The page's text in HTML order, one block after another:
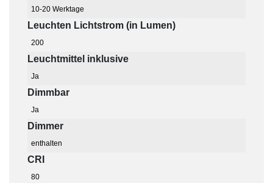
10-20 Werktage
Leuchten Lichtstrom (in Lumen)
200
Leuchtmittel inklusive
Ja
Dimmbar
Ja
Dimmer
enthalten
CRI
80